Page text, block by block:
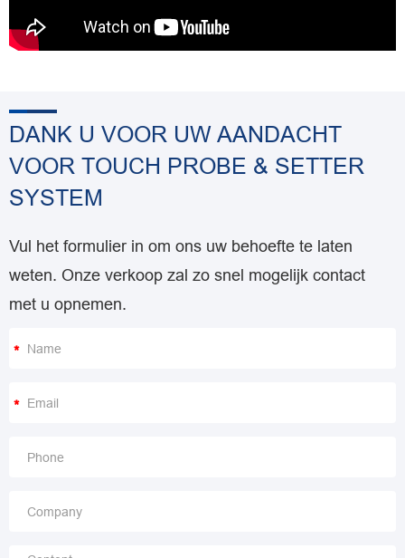
DANK U VOOR UW AANDACHT
VOOR TOUCH PROBE & SETTER
SYSTEM
Vul het formulier in om ons uw behoefte te laten
weten. Onze verkoop zal zo snel mogelijk contact
met u opnemen.
*
*